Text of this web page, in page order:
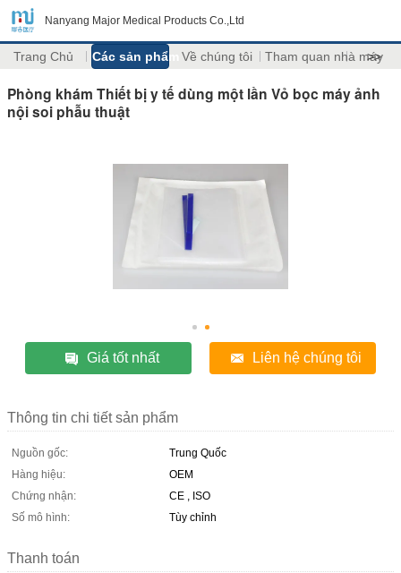
Nanyang Major Medical Products Co.,Ltd
Trang Chủ Các sản phẩm Về chúng tôi Tham quan nhà máy
>>
Phòng khám Thiết bị y tế dùng một lần Vỏ bọc máy ảnh
nội soi phẫu thuật
Giá tốt nhất Liên hệ chúng tôi
Thông tin chi tiết sản phẩm
Nguồn gốc:
Trung Quốc
Hàng hiệu:
OEM
Chứng nhận:
CE , ISO
Số mô hình:
Tùy chỉnh
Thanh toán